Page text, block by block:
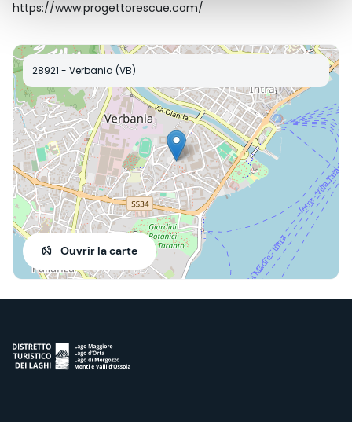
https://www.progettorescue.com/
28921 - Verbania (VB)
Ouvrir la carte